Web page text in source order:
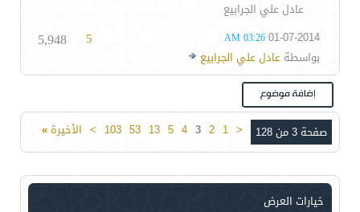
عادل علي الجرابيع
01-07-2014
03:26 AM
بواسطة عادل علي الجرابيع
5
5,948
صفحة 3 من 128 <
1
2
3
4
5
13
53
103
> الأخيرة»
خيارات العرض